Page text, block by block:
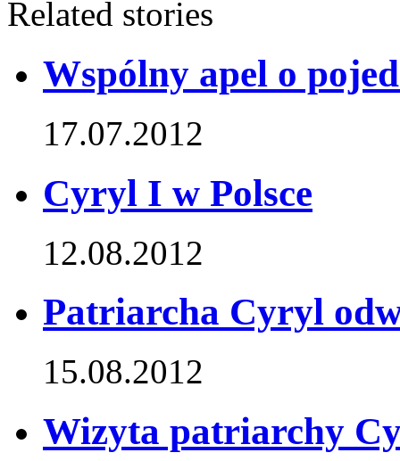
Related stories
Wspólny apel o
17.07.2012
Cyryl I w Polsce
12.08.2012
Patriarcha Cyryl
15.08.2012
Wizyta patriarchy